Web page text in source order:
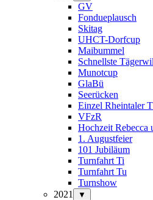
GV
Fondueplausch
Skitag
UHCT-Dorfcup
Maibummel
Schnellste
Munotcup
GlaBü
Seerücken
Einzel Rheintaler
VFzR
Hochzeit Rebecca
1. Augustfeier
101 Jubiläum
Turnfahrt Ti
Turnfahrt Tu
Turnshow
2021
▼